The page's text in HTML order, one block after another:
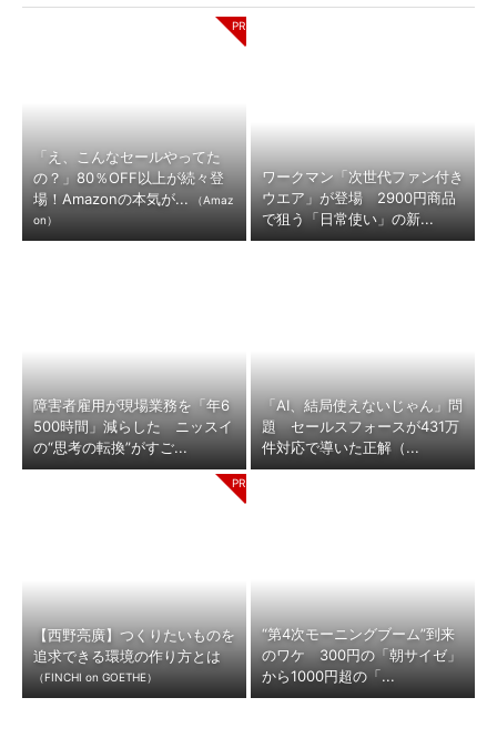
「え、こんなセールやってた
の？」80％OFF以上が続々登
場！Amazonの本気が...
（Amaz
on）
ワークマン「次世代ファン付き
ウエア」が登場 2900円商品
で狙う「日常使い」の新...
障害者雇用が現場業務を「年6
500時間」減らした ニッスイ
の“思考の転換”がすご...
「AI、結局使えないじゃん」問
題 セールスフォースが431万
件対応で導いた正解（...
【西野亮廣】つくりたいものを
追求できる環境の作り方とは
（FINCHI on GOETHE）
“第4次モーニングブーム”到来
のワケ 300円の「朝サイゼ」
から1000円超の「...